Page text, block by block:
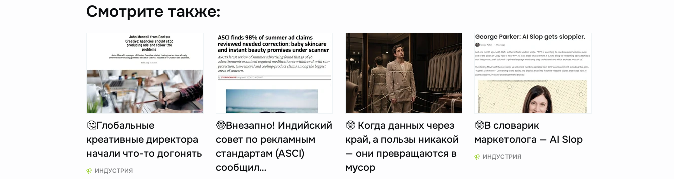
Смотрите также:
🤔Глобальные
креативные директора
начали что-то догонять
ИНДУСТРИЯ
🤓Внезапно! Индийский
совет по рекламным
стандартам (ASCI)
сообщил…
🤓 Когда данных через
край, а пользы никакой
— они превращаются в
мусор
🤓В словарик
маркетолога — AI Slop
ИНДУСТРИЯ